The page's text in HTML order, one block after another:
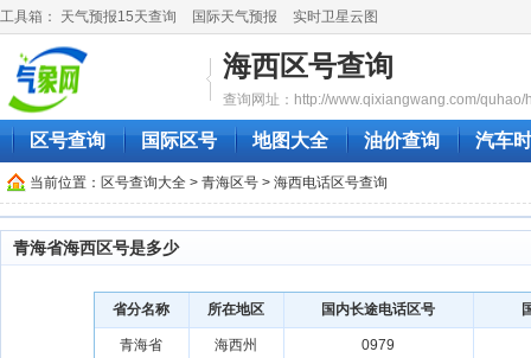
工具箱： 天气预报15天查询 国际天气预报 实时卫星云图
海西区号查询
查询网址：http://www.qixiangwang.com/quhao/
区号查询 国际区号 地图大全 油价查询 汽车
当前位置： 区号查询大全 > 青海区号 > 海西电话区号查询
青海省海西区号是多少
省分名称 所在地区 国内长途电话区号
青海省 海西州 0979